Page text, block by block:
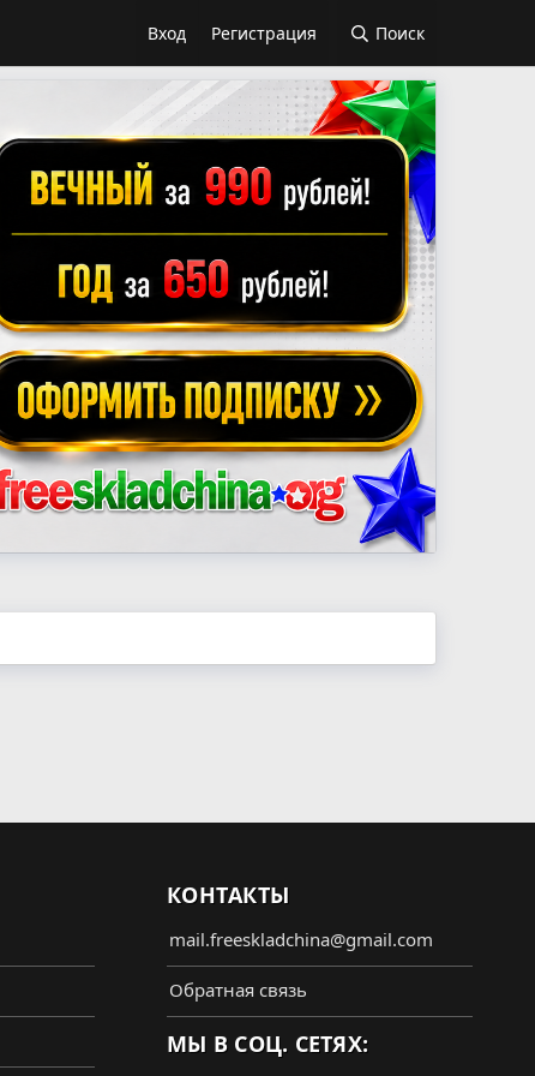
Вход Регистрация Поиск
КОНТАКТЫ
mail.freeskladchina@gmail.com
Обратная связь
МЫ В СОЦ. СЕТЯХ: